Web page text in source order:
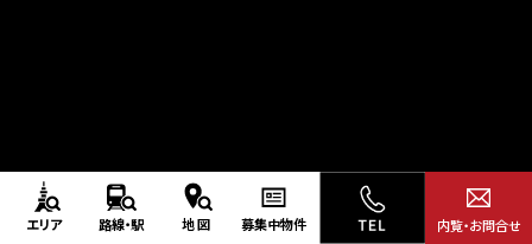
エリア 路線・駅 地図 募集中物件 内覧・お問合せ